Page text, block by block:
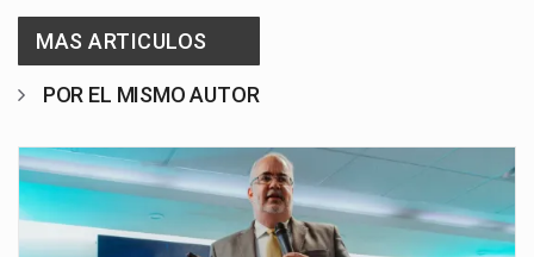
MAS ARTICULOS
POR EL MISMO AUTOR